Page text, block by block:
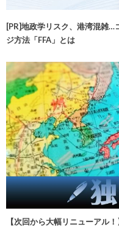
[PR]地政学リスク、港湾混雑…
ジ方法「FFA」とは
【次回から大幅リニューアル